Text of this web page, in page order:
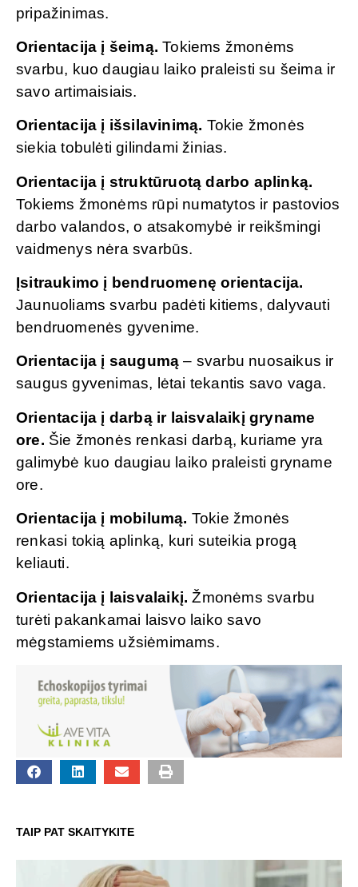
pripažinimas.
Orientacija į šeimą. Tokiems žmonėms
svarbu, kuo daugiau laiko praleisti su šeima ir
savo artimaisiais.
Orientacija į išsilavinimą. Tokie žmonės
siekia tobulėti gilindami žinias.
Orientacija į struktūruotą darbo aplinką.
Tokiems žmonėms rūpi numatytos ir pastovios
darbo valandos, o atsakomybė ir reikšmingi
vaidmenys nėra svarbūs.
Įsitraukimo į bendruomenę orientacija.
Jaunuoliams svarbu padėti kitiems, dalyvauti
bendruomenės gyvenime.
Orientacija į saugumą – svarbu nuosaikus ir
saugus gyvenimas, lėtai tekantis savo vaga.
Orientacija į darbą ir laisvalaikį gryname
ore. Šie žmonės renkasi darbą, kuriame yra
galimybė kuo daugiau laiko praleisti gryname
ore.
Orientacija į mobilumą. Tokie žmonės
renkasi tokią aplinką, kuri suteikia progą
keliauti.
Orientacija į laisvalaikį. Žmonėms svarbu
turėti pakankamai laisvo laiko savo
mėgstamiems užsiėmimams.
TAIP PAT SKAITYKITE